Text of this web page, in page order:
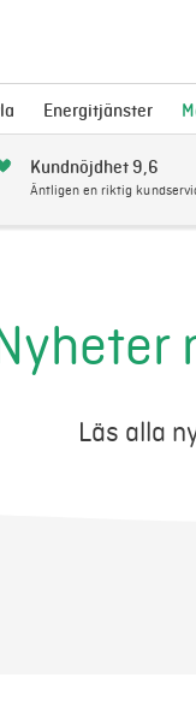
Energitjänster
Kundnöjdhet 9,6
Äntligen en riktig
Läs alla